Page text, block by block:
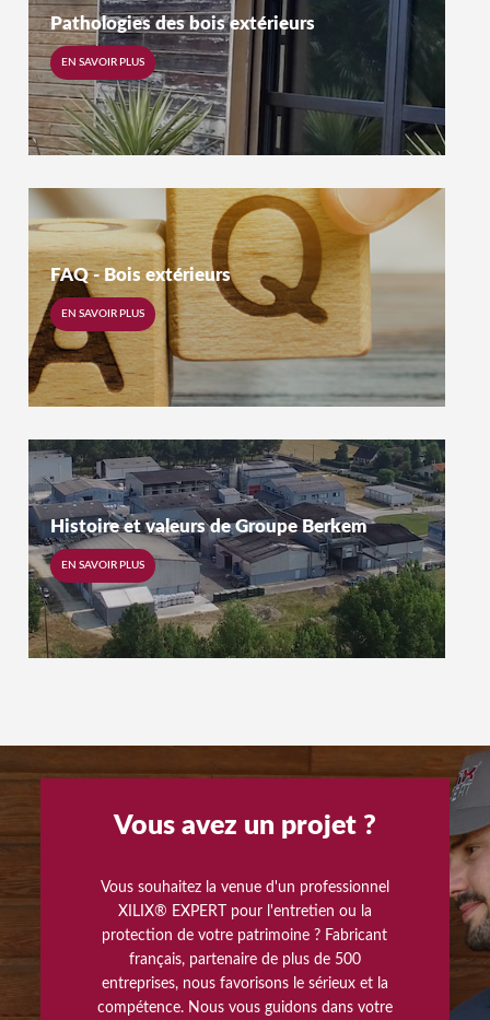
Pathologies des bois extérieurs
EN SAVOIR PLUS
FAQ - Bois extérieurs
EN SAVOIR PLUS
Histoire et valeurs de Groupe Berkem
EN SAVOIR PLUS
Vous avez un projet ?
Vous souhaitez la venue d'un professionnel
XILIX® EXPERT pour l'entretien ou la
protection de votre patrimoine ? Fabricant
français, partenaire de plus de 500
entreprises, nous favorisons le sérieux et la
compétence. Nous vous guidons dans votre